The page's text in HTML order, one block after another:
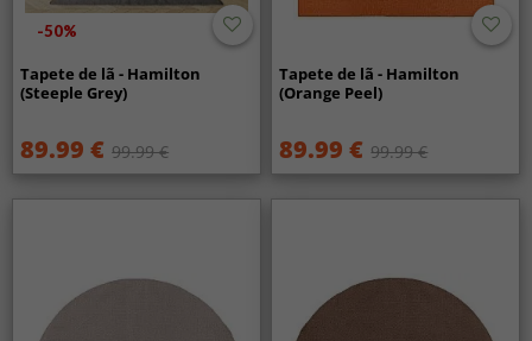
-50%
Tapete de lã - Hamilton
(Steeple Grey)
89.99 € 99.99 €
Tapete de lã - Hamilton
(Orange Peel)
89.99 € 99.99 €